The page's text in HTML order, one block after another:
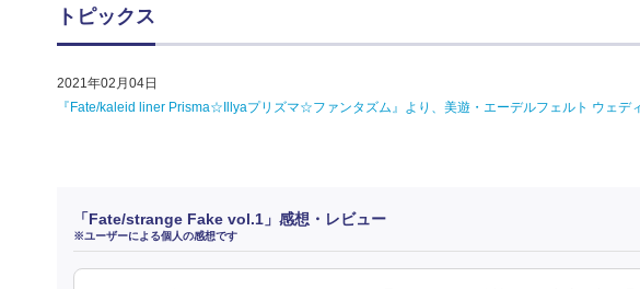
トピックス
2021年02月04日
『Fate/kaleid liner Prisma☆Illyaプリズマ☆ファンタズム』より、美遊・エーデルフェルト ウェデ
「Fate/strange Fake vol.1」感想・レビュー
※ユーザーによる個人の感想です